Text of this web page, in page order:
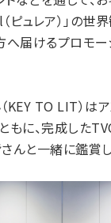
ピュレア）」の世
へ届けるプロモー
KEY TO LIT）は
もに、完成した
んと一緒に鑑賞し